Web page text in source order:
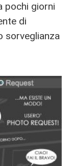
pochi giorni
di
sorveglianza